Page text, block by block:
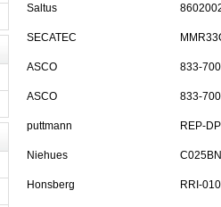
Saltus
SECATEC
ASCO 833-
ASCO 833-
puttmann REP-DP
Niehues
Honsberg RRI-